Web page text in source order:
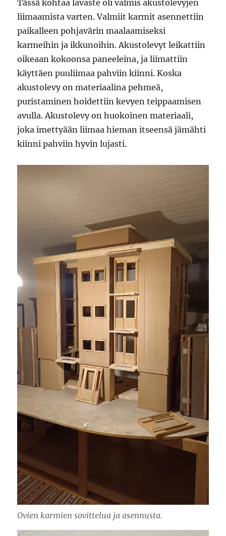
Tässä kohtaa lavaste oli valmis akustolevyjen
liimaamista varten. Valmiit karmit asennettiin
paikalleen pohjavärin maalaamiseksi
karmeihin ja ikkunoihin. Akustolevyt leikattiin
oikeaan kokoonsa paneeleina, ja liimattiin
käyttäen puuliimaa pahviin kiinni. Koska
akustolevy on materiaalina pehmeä,
puristaminen hoidettiin kevyen teippaamisen
avulla. Akustolevy on huokoinen materiaali,
joka imettyään liimaa hieman itseensä jämähti
kiinni pahviin hyvin lujasti.
Ovien karmien sovittelua ja asennusta.